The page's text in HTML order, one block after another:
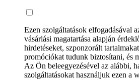
Ezen szolgáltatások elfogadásával
vásárlási magatartása alapján
hirdetéseket, szponzorált
promóciókat tudunk biztosítani, és
Az Ön beleegyezésével az alábbi,
szolgáltatásokat használjuk ezen a